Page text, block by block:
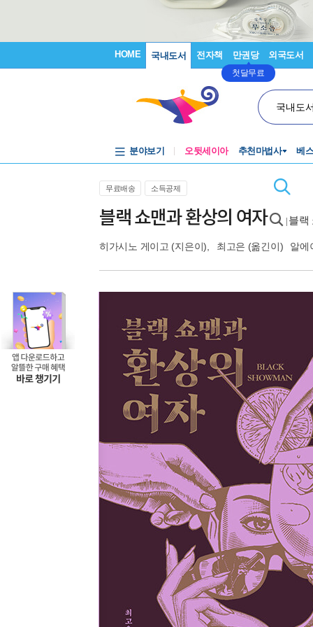
HOME 국내도서 전자책 만권당
첫달무료
외국도서
국내도
분야보기 오뒷세이아 추천마법사 베
무료배송 소득공제
블랙 쇼맨과 환상의 여자 블랙
히가시노 게이고 (지은이), 최고은 (옮긴이) 알에